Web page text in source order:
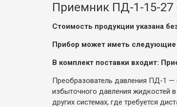
Приемник ПД-1-15-27
Стоимость продукции указана
Прибор может иметь
В комплект поставки входит:
Преобразователь давления ПД-1 —
избыточного давления жидкостей
других системах, где требуется